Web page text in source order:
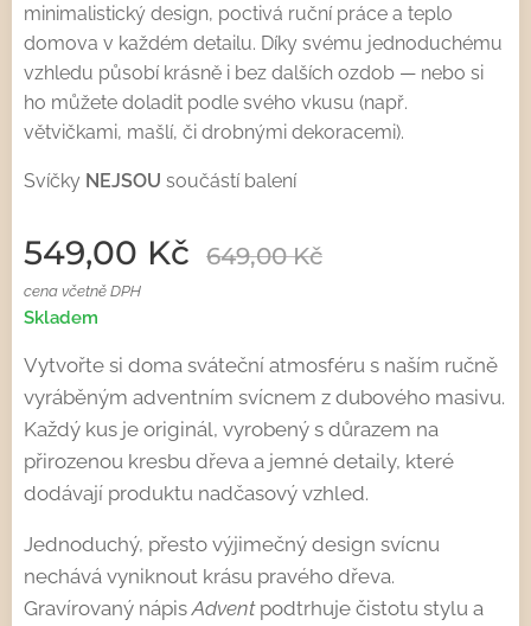
minimalistický design, poctivá ruční práce a teplo
domova v každém detailu. Díky svému jednoduchému
vzhledu působí krásně i bez dalších ozdob — nebo si
ho můžete doladit podle svého vkusu (např.
větvičkami, mašlí, či drobnými dekoracemi).
Svíčky NEJSOU součástí balení
549,00 Kč 649,00Kč
cena včetně DPH
Skladem
Vytvořte si doma sváteční atmosféru s naším ručně
vyráběným adventním svícnem z dubového masivu.
Každý kus je originál, vyrobený s důrazem na
přirozenou kresbu dřeva a jemné detaily, které
dodávají produktu nadčasový vzhled.
Jednoduchý, přesto výjimečný design svícnu
nechává vyniknout krásu pravého dřeva.
Gravírovaný nápis Adventpodtrhuje čistotu stylu a